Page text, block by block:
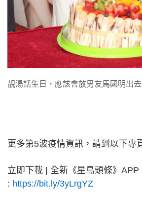
靚湯話生日，應該會放男友馬國明出
更多第5波疫情資訊，請到以下專
立即下載 | 全新《星島頭條》APP
: https://bit.ly/3yLrgYZ